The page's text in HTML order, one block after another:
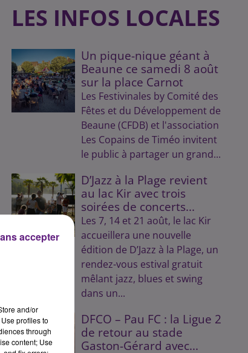
LES INFOS LOCALES
Un pique-nique géant à
Beaune ce samedi 8 août
sur la place Carnot
Les Festivinales by Comité des
Fêtes et du Développement de
Beaune (CFDB) et l'association
Les Copains de Timéo invitent
le public à partager un grand...
D’Jazz à la Plage revient
au lac Kir avec trois
soirées de concerts...
Les 7, 14 et 21 août, le lac Kir
accueillera une nouvelle
édition de D’Jazz à la Plage, un
rendez-vous estival gratuit
mêlant jazz, blues et swing
dans un...
DFCO – Pau FC : la Ligue 2
de retour au stade
Gaston-Gérard avec...
and/or
profiles to
through
content; Use
accepter